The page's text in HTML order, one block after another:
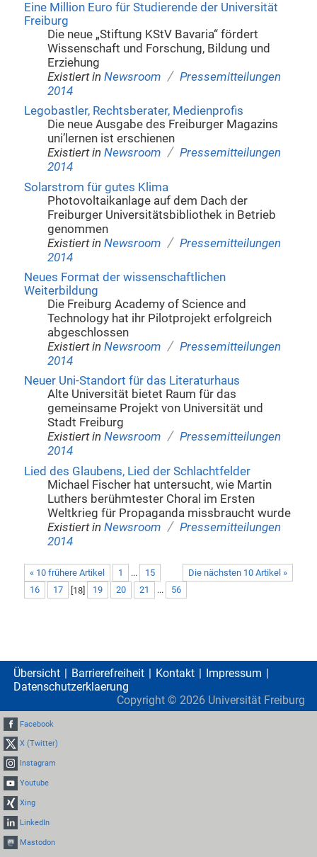
Eine Million Euro für Studierende der Universität
Freiburg
Die neue „Stiftung KStV Bavaria“ fördert
Wissenschaft und Forschung, Bildung und
Erziehung
Existiert in Newsroom / Pressemitteilungen
2014
Legobastler, Rechtsberater, Medienprofis
Die neue Ausgabe des Freiburger Magazins
uni’lernen ist erschienen
Existiert in Newsroom / Pressemitteilungen
2014
Solarstrom für gutes Klima
Photovoltaikanlage auf dem Dach der
Freiburger Universitätsbibliothek in Betrieb
genommen
Existiert in Newsroom / Pressemitteilungen
2014
Neues Format der wissenschaftlichen
Weiterbildung
Die Freiburg Academy of Science and
Technology hat ihr Pilotprojekt erfolgreich
abgeschlossen
Existiert in Newsroom / Pressemitteilungen
2014
Neuer Uni-Standort für das Literaturhaus
Alte Universität bietet Raum für das
gemeinsame Projekt von Universität und
Stadt Freiburg
Existiert in Newsroom / Pressemitteilungen
2014
Lied des Glaubens, Lied der Schlachtfelder
Michael Fischer hat untersucht, wie Martin
Luthers berühmtester Choral im Ersten
Weltkrieg für Propaganda missbraucht wurde
Existiert in Newsroom / Pressemitteilungen
2014
« 10 frühere Artikel Die nächsten 10 Artikel »
1 ...
15
16
17 [18] 19 20 21 ... 56
Übersicht Barrierefreiheit Kontakt
Impressum
Datenschutzerklaerung
Copyright © 2026 Universität Freiburg
Facebook
X (Twitter)
Instagram
Youtube
Xing
LinkedIn
Mastodon